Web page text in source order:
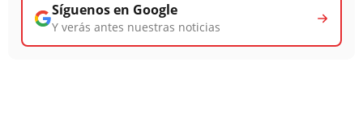
Síguenos en Google
Y verás antes nuestras noticias